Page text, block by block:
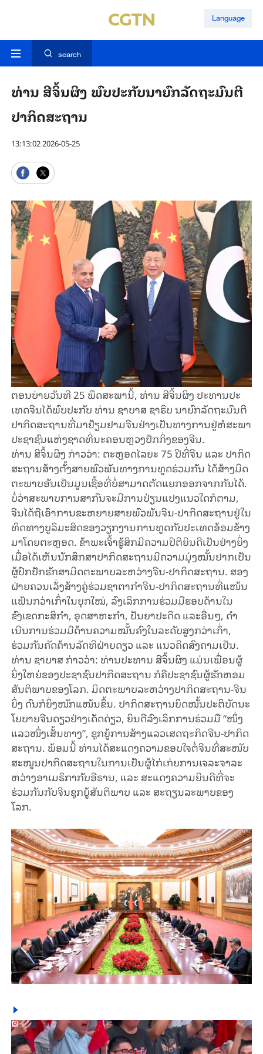
Language
search
ທ່ານ ​ສີ​ຈິ້ນ​ຜິງ ພົບ​ປະ​ກັບ​ນາ​ຍົກ​ລັດ​ຖະ​ມົນ​ຕີ​
ປາ​ກິດ​ສະ​ຖານ
13:13:02 2026-05-25
ຕອນ​ບ່າຍ​ວັນ​ທີ 25 ພຶດ​ສະ​ພາ​ນີ້, ທ່ານ​ ສີ​ຈິ້ນ​ຜິງ ປະ​ທານ​ປະ​
ເທດ​ຈີນ​ໄດ້​ພົບ​ປະ​ກັບ​ ທ່ານ ຊາ​ບາ​ສ ຊາ​ຣິບ ນາ​ຍົກ​ລັດ​ຖະ​ມົນ​ຕີ​
ປາ​ກິດ​ສະ​ຖານ​ທີ່​ມາ​ຢ້ຽມ​ຢາມ​ຈີນຢ່າງ​ເປັນ​ທາງ​ການ​ຢູ່​ຫໍ​ສະ​ພາ​
ປະ​ຊາ​ຊົນ​ແຫ່ງ​ຊາດ​ທີ່​ນະ​ຄອນ​ຫຼວງ​ປັກ​ກິ່ງຂອງຈີນ.
ທ່ານ​ ສີ​ຈິ້​ນ​ຜິງ ກ່າວ​ວ່າ: ຕະ​ຫຼອ​ດ​ໄລ​ຍະ 75 ປີ​ທີ່​ຈີ​ນ ແລະ ປາ​ກິດ​
ສະ​ຖານ​ສ້າງ​ຕັ້ງສາຍ​ພົວ​ພັນ​ທາງ​ການ​ທູດ​ຮ່ວມກັນ ໄດ້​ສ້າງມິດ​
ຕະ​ພາບອັນ​ເປັນ​ມູນ​ເຊື້ອ​ທີ່ບໍ່ສາມາດຕັດ​ແຍກ​ອອກ​ຈາກ​ກັນ​​ໄດ້.
ບໍ່​ວ່າ​ສະ​ພາບ​ການ​ສາ​ກົນ​ຈະມີການ​ປ່ຽນ​ແປງແນວ​ໃດ​ກໍ​ຕາມ,
ຈີນ​ໄດ້​ຖື​ເອົາ​ການ​ຂະ​ຫຍາຍ​ສາຍ​ພົວ​ພັນ​ຈີນ-ປາ​ກິດ​ສະ​ຖານ​ຢູ່ໃນ​
ທິດ​ທາງ​ບູ​ລິ​ມະ​ສິດ​ຂອງວຽກ​ງານ​ການທູດກັບ​​ປະ​ເທດ​ອ້ອມ​ຂ້າງ​
ມາ​ໂດຍ​ຕະ​ຫຼອດ. ຂ້າ​ພະ​ເຈົ້າ​ຮູ້​ສຶກມີຄວາມ​ປິ​ຕິ​ຍິນ​ດີເປັນຢ່າງຍິ່ງ
ເມື່ອ​ໄດ້​ເຫັນ​ນັກ​ສຶກ​ສາ​ປາ​ກິດ​ສະ​ຖານມີຄວາມມຸ່ງໝັ້ນຢາກເປັນ​
ຜູ້​ປົກ​ປັກ​ຮັກ​ສາ​ມິດ​ຕະ​ພາບ​ລະຫວ່າງຈີນ-ປາ​ກິດ​ສະ​ຖານ. ສອງ​
ຝ່າຍຄວນ​ເລັ່ງ​ສ້າງ​ຄູ່​ຮ່ວມ​ຊາ​ຕາ​ກຳ​ຈີນ​-ປາ​ກິດ​ສະ​ຖານ​ທີ່​ແໜ້ນ​
ແຟ້ນກວ່າ​ເກົ່າ​ໃນ​ຍຸກ​ໃໝ່, ລົງ​ເລິກ​ການ​ຮ່ວມ​ມື​ຮອບ​ດ້ານ​ໃນ
ຂົງເຂດ​ກະ​ສິ​ກຳ, ອຸດ​ສາ​ຫະ​ກຳ, ປັນ​ຍາ​ປະ​ດິດ ແລະ​ອື່ນໆ, ດຳ​
ເນີນ​ການ​ຮ່ວມ​ມື​ດ້ານ​ຄວາມ​ໝັ້ນ​ຄົງ​ໃນ​ລະ​ດັບ​ສູງກວ່າ​ເກົ່າ,
ຮ່ວມ​ກັນ​ຄັດ​ຄ້ານ​ລັດ​ທິ​ຝ່າຍ​ດຽວ ແລະ ແນວ​ຄິດ​ສົງ​ຄາມ​​ເຢັນ.
ທ່ານ ຊາ​ບາ​ສ ກ່າວ​ວ່າ: ທ່ານ​ປະ​ທານ ສີ​ຈິ້ນ​ຜິງ ແມ່ນ​ເພື່ອນ​ຜູ້​
ຍິ່ງ​ໃຫຍ່​ຂອງ​ປະ​ຊາ​ຊົນ​ປາ​ກິດ​ສະ​ຖານ ກໍ​ຄື​ປະ​ຊາ​ຊົນ​ຜູ້​ຮັກ​ຫອມ​
ສັນ​ຕິ​ພາບ​ຂອງ​ໂລກ. ມິດ​ຕະ​ພາບ​ລະ​ຫວ່າງ​ປາ​ກິດ​ສະ​ຖານ-ຈີນ​
ຍິ່ງ​ ​ດົນ​ກໍ​ຍິ່ງ​ໜັກ​ແໜ້ນ​ຂຶ້ນ. ປາ​ກິດ​ສະ​ຖານ​ຍຶດ​ໝັ້ນ​ປະ​ຕິ​ບັດ​ນະ​
ໂຍ​ບາຍ​ຈີນ​ດຽວ​ຢ່າງ​ເດັດ​ດ່ຽວ, ຍິນ​ດີ​ລົງ​ເລິກ​ການ​ຮ່ວມ​ມື​ “ໜຶ່ງ​
ແລວ​ໜຶ່ງ​ເສັ້ນ​ທາງ”, ຊຸກ​ຍູ້​ການ​ສ້າງ​ແລວ​ເສດ​ຖະ​ກິດ​ຈີນ-ປາ​ກິດ​
ສະ​ຖານ. ພ້ອມນີ້ ທ່ານໄດ້ສະແດງຄວາມ​ຂອບ​ໃຈຕໍ່​ຈີນ​ທີ່​ສະ​ໜັບ​
ສະ​ໜູນ​ປາ​ກິດ​ສະ​ຖານ​ໃນ​ການ​ເປັນ​ຜູ້​ໄກ່​ເກ່ຍ​​ການ​ເຈ​ລະ​ຈ​າ​ລະ​
ຫວ່າງ​ອາ​ເມ​ຣິ​ກາ​ກັບ​ອີ​ຣານ, ແລະ ສະແດງຄວາມຍິນ​ດີທີ່ຈະ​
ຮ່ວມ​ກັນກັບຈີນ​ຊຸກ​ຍູ້​ສັນ​ຕິ​ພາບ ແລະ ສະ​ຖຽນ​ລະ​ພາບ​ຂອງ​
ໂລກ.